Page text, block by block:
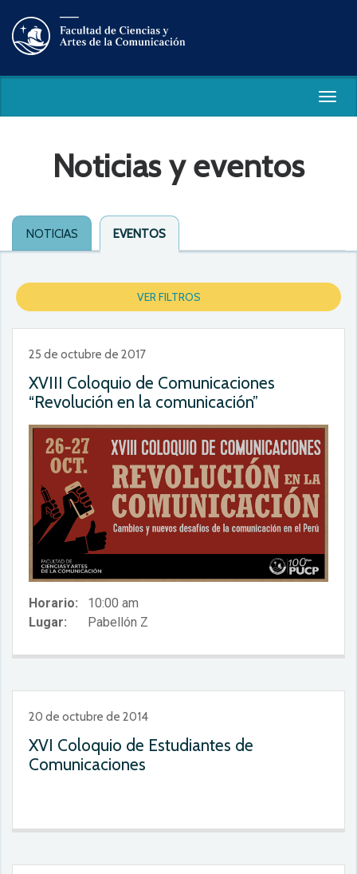
Noticias y eventos
NOTICIAS EVENTOS
VER FILTROS
25 de octubre de 2017
XVIII Coloquio de Comunicaciones
“Revolución en la comunicación”
Horario:
10:00 am
Lugar:
Pabellón Z
20 de octubre de 2014
XVI Coloquio de Estudiantes de
Comunicaciones